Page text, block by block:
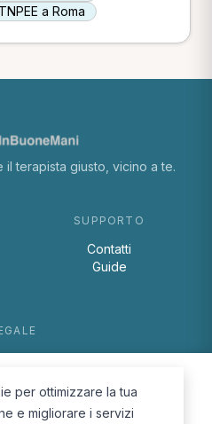
TNPEE a Roma
terapista giusto, vicino a te.
SUPPORTO
Contatti
Guide
Policy
per ottimizzare la tua
e migliorare i servizi